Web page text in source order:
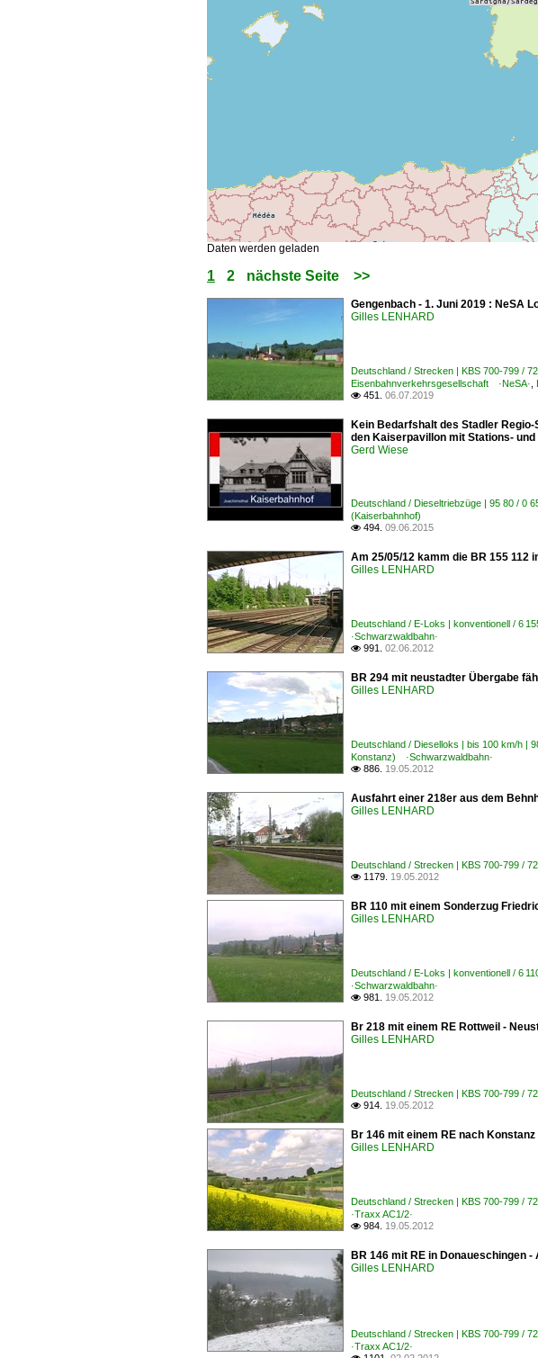
Daten werden geladen
1 2 nächste Seite >>
Gengenbach - 1. Juni 2019 : NeSA
Gilles LENHARD
Deutschland / Strecken | KBS 700-799 /
Eisenbahnverkehrsgesellschaft ·NeSA·
 451. 06.07.2019
Kein Bedarfshalt des Stadler
den Kaiserpavillon mit Stations-
Gerd Wiese
Deutschland / Dieseltriebzüge | 95 80 / 0
(Kaiserbahnhof)
 494. 09.06.2015
Am 25/05/12 kamm die BR 155 112
Gilles LENHARD
Deutschland / E-Loks | konventionell /
·Schwarzwaldbahn·
 991. 02.06.2012
BR 294 mit neustadter Übergabe
Gilles LENHARD
Deutschland / Dieselloks | bis 100 km/h
Konstanz) ·Schwarzwaldbahn·
 886. 19.05.2012
Ausfahrt einer 218er aus dem
Gilles LENHARD
Deutschland / Strecken | KBS 700-799 /
 1179. 19.05.2012
BR 110 mit einem Sonderzug
Gilles LENHARD
Deutschland / E-Loks | konventionell / 6
·Schwarzwaldbahn·
 981. 19.05.2012
Br 218 mit einem RE Rottweil -
Gilles LENHARD
Deutschland / Strecken | KBS 700-799 /
 914. 19.05.2012
Br 146 mit einem RE nach Konstanz
Gilles LENHARD
Deutschland / Strecken | KBS 700-799 /
·Traxx AC1/2·
 984. 19.05.2012
BR 146 mit RE in Donaueschingen -
Gilles LENHARD
Deutschland / Strecken | KBS 700-799 /
·Traxx AC1/2·